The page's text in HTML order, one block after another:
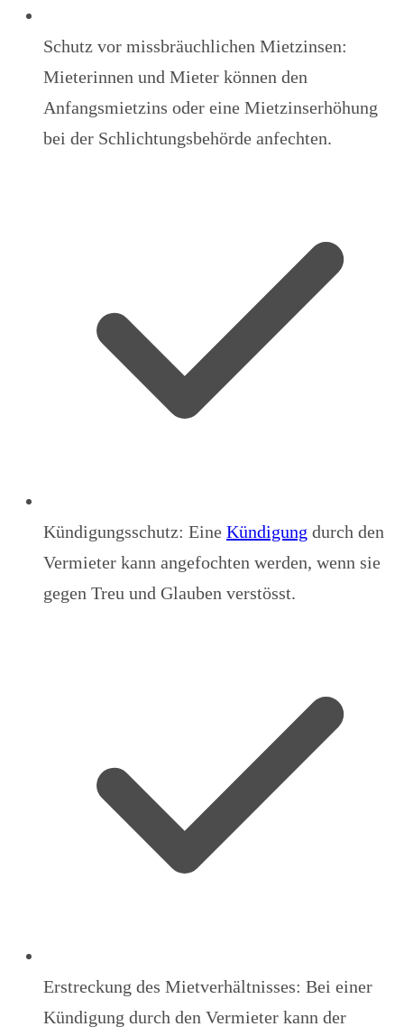
Schutz vor missbräuchlichen Mietzinsen:
Mieterinnen und Mieter können den
Anfangsmietzins oder eine Mietzinserhöhung
bei der Schlichtungsbehörde anfechten.
Kündigungsschutz: Eine Kündigung durch den
Vermieter kann angefochten werden, wenn sie
gegen Treu und Glauben verstösst.
Erstreckung des Mietverhältnisses: Bei einer
Kündigung durch den Vermieter kann der